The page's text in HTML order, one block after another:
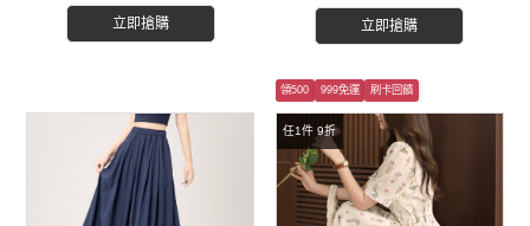
立即搶購 立即搶購
任1件 9折
領500 999免運 刷卡回饋